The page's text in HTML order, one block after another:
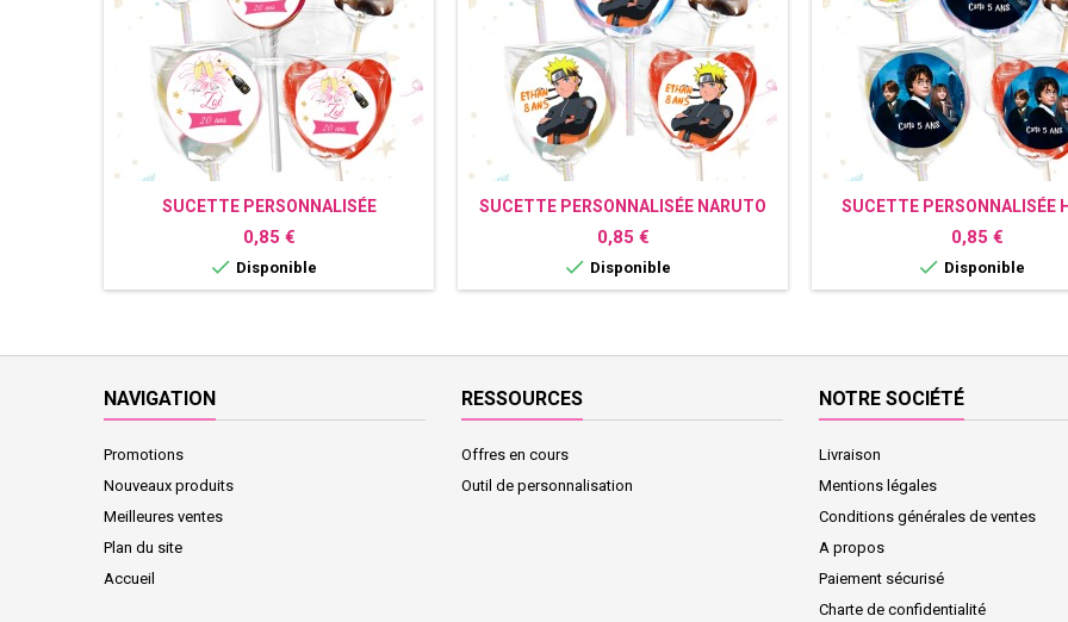
SUCETTE PERSONNALISÉE
CHAMPAGNE
Prix
0,85 €
 Disponible
SUCETTE PERSONNALISÉE NARUTO
Prix
0,85 €
 Disponible
SUCETTE PERSONNALISÉE
POTTER
Prix
0,85 €
 Disponible
NAVIGATION
Promotions
Nouveaux produits
Meilleures ventes
Plan du site
Accueil
RESSOURCES
Offres en cours
Outil de personnalisation
NOTRE SOCIÉTÉ
Livraison
Mentions légales
Conditions générales de ventes
A propos
Paiement sécurisé
Charte de confidentialité